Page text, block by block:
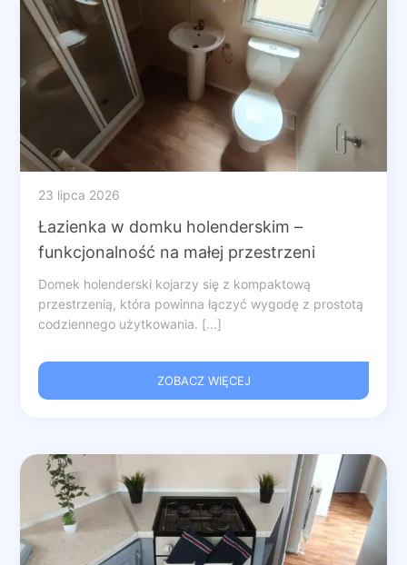
23 lipca 2026
Łazienka w domku holenderskim –
funkcjonalność na małej przestrzeni
Domek holenderski kojarzy się z kompaktową
przestrzenią, która powinna łączyć wygodę z prostotą
codziennego użytkowania. [...]
ZOBACZ WIĘCEJ